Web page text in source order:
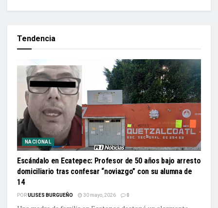
Tendencia
NACIONAL
Escándalo en Ecatepec: Profesor de 50 años bajo arresto
domiciliario tras confesar “noviazgo” con su alumna de
14
PORULISES BURGUEÑO 30 mayo, 2026 0